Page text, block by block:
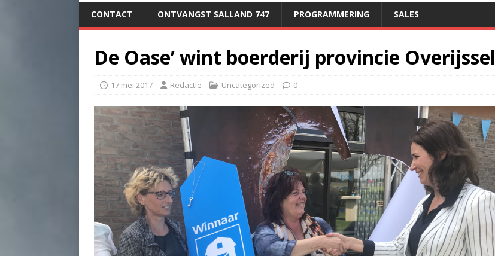
CONTACT ONTVANGST SALLAND 747 PROGRAMMERING SALES
De Oase’ wint boerderij provincie Overijssel
17 mei 2017 Redactie Uncategorized 0